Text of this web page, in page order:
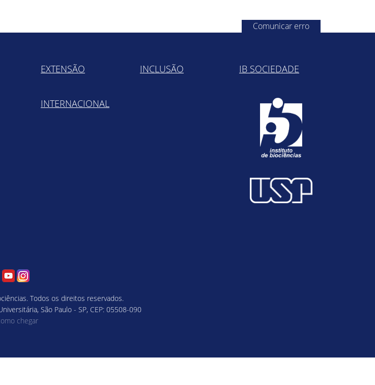
Comunicar erro
EXTENSÃO INCLUSÃO IB SOCIEDADE
INTERNACIONAL
Todos os direitos reservados.
São Paulo - SP, CEP: 05508-090
chegar